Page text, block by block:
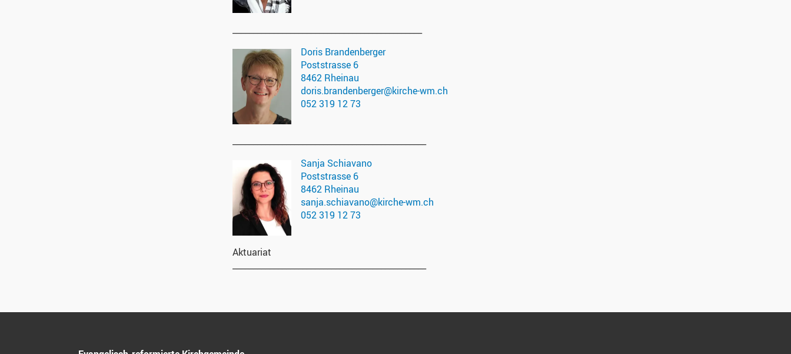
Doris Brandenberger
Poststrasse 6
8462 Rheinau
doris.brandenberger@kirche-wm.ch
052 319 12 73
Sanja Schiavano
Poststrasse 6
8462 Rheinau
sanja.schiavano@kirche-wm.ch
052 319 12 73
Aktuariat